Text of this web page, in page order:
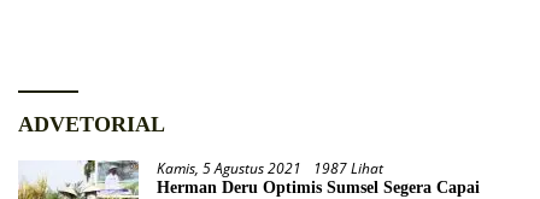
ADVETORIAL
Kamis, 5 Agustus 2021 1987 Lihat
Herman Deru Optimis Sumsel Segera Capai